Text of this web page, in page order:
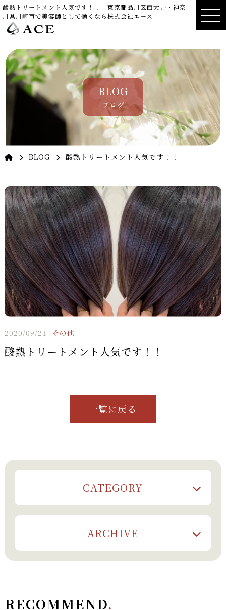
酸熱トリートメント人気です！！｜東京都品川区西大井・神奈
川県川崎市で美容師として働くなら株式会社エース
BLOG
ブログ
BLOG 酸熱トリートメント人気です！！
2020/09/21 その他
酸熱トリートメント人気です！！
一覧に戻る
CATEGORY
ARCHIVE
RECOMMEND.